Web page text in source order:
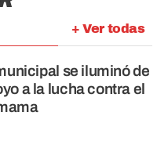
+ Ver todas
se iluminó de
a la lucha contra el